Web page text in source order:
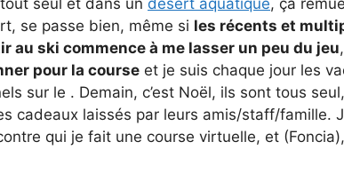
seul et dans un désert aquatique, ça
se passe bien, même si les récents et
au ski commence à me lasser un peu du jeu
pour la course et je suis chaque jour les
sur le . Demain, c’est Noël, ils sont tous
cadeaux laissés par leurs amis/staff/famille.
qui je fait une course virtuelle, et